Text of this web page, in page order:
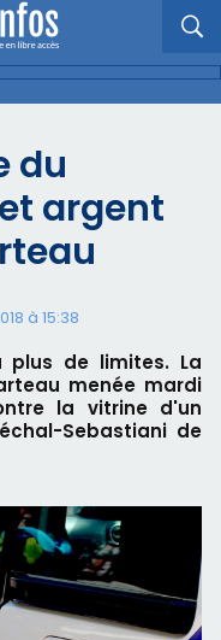
du
argent
à 15:38
plus de limites. La
menée mardi
la vitrine d'un
Sebastiani de